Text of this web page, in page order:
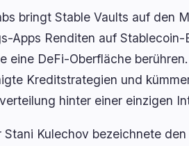
bringt Stable Vaults auf den
Apps Renditen auf
eine DeFi-Oberfläche
Kreditstrategien und
hinter einer einzigen
Stani Kulechov bezeichnete